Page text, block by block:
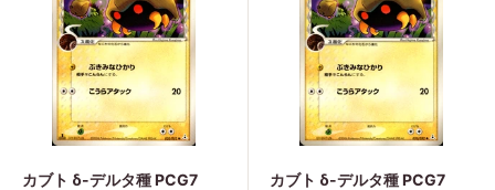
カブト δ-デルタ種 PCG7
カブト δ-デルタ種 PCG7